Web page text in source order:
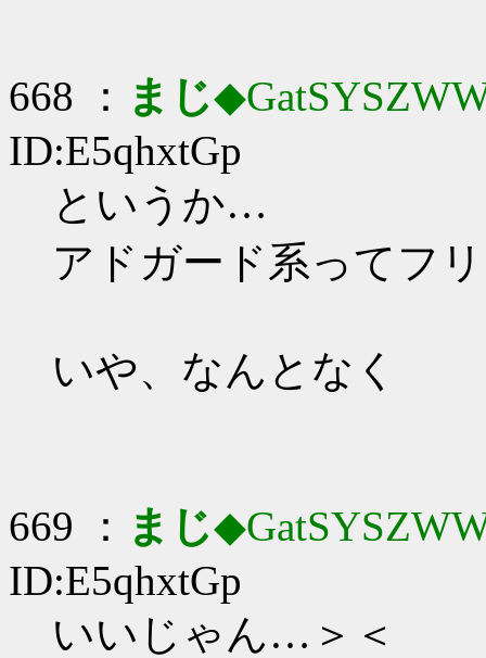
668 ： まじ
ID:E5qhxtGp
というか…
アドガード系ってフ
いや、なんとなく
669 ： まじ
ID:E5qhxtGp
いいじゃん…＞＜